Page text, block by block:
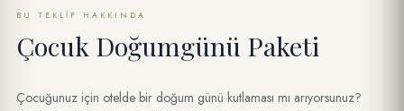
BU TEKLIF HAKKINDA
Çocuk Doğumgünü Paketi
Çocuğunuz için otelde bir doğum günü kutlaması mı arıyorsunuz?